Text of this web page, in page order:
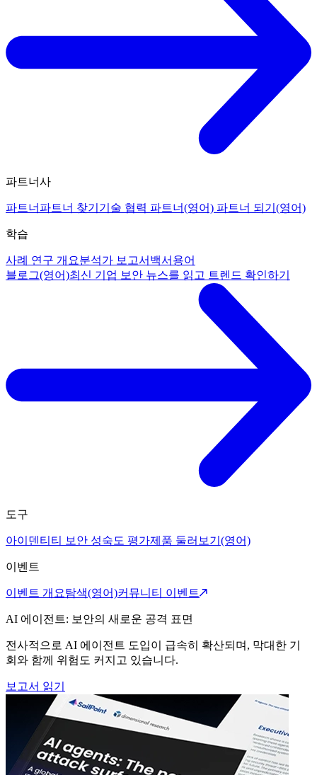
파트너사
파트너 파트너 찾기 기술 협력 파트너(영어) 파트너 되기(영어)
학습
사례 연구 개요분석가 보고서 백서 용어
블로그(영어)최신 기업 보안 뉴스를 읽고 트렌드 확인하기
도구
아이덴티티 보안 성숙도 평가제품 둘러보기(영어)
이벤트
이벤트 개요탐색(영어)커뮤니티 이벤트
AI 에이전트: 보안의 새로운 공격 표면
전사적으로 AI 에이전트 도입이 급속히 확산되며, 막대한 기
회와 함께 위험도 커지고 있습니다.
보고서 읽기